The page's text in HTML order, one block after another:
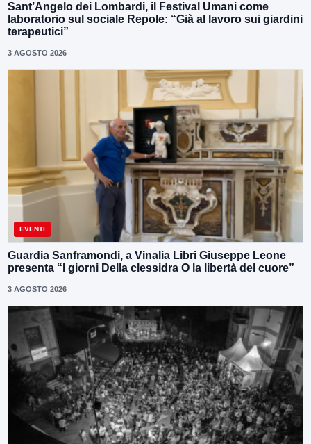
Sant’Angelo dei Lombardi, il Festival Umani come
laboratorio sul sociale Repole: “Già al lavoro sui giardini
terapeutici”
3 AGOSTO 2026
EVENTI
Guardia Sanframondi, a Vinalia Libri Giuseppe Leone
presenta “I giorni Della clessidra O la libertà del cuore”
3 AGOSTO 2026